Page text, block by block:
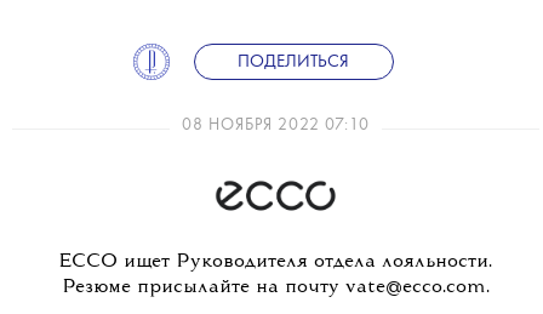
ПОДЕЛИТЬСЯ
08 НОЯБРЯ 2022 07:10
ECCO ищет Руководителя отдела лояльности.
Резюме присылайте на почту vate@ecco.com.